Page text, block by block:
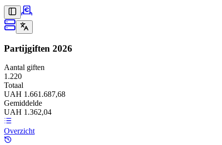
Partijgiften 2026
Aantal giften
1.220
Totaal
UAH 1.661.687,68
Gemiddelde
UAH 1.362,04
Overzicht